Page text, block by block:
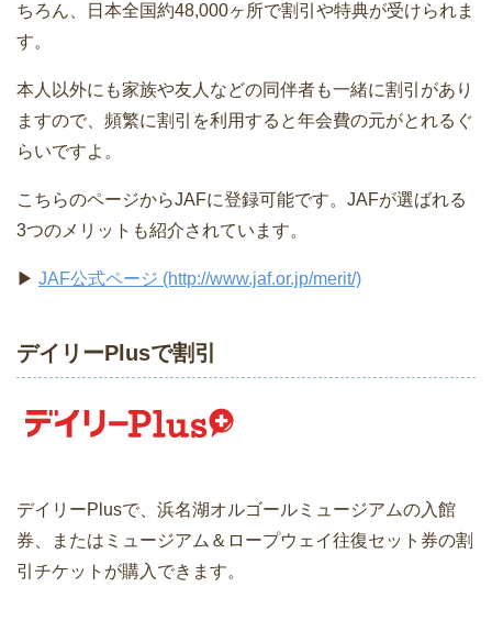
ちろん、日本全国約48,000ヶ所で割引や特典が受けられま
す。
本人以外にも家族や友人などの同伴者も一緒に割引があり
ますので、頻繁に割引を利用すると年会費の元がとれるぐ
らいですよ。
こちらのページからJAFに登録可能です。JAFが選ばれる
3つのメリットも紹介されています。
▶ JAF公式ページ (http://www.jaf.or.jp/merit/)
デイリーPlusで割引
デイリーPlusで、浜名湖オルゴールミュージアムの入館
券、またはミュージアム＆ロープウェイ往復セット券の割
引チケットが購入できます。